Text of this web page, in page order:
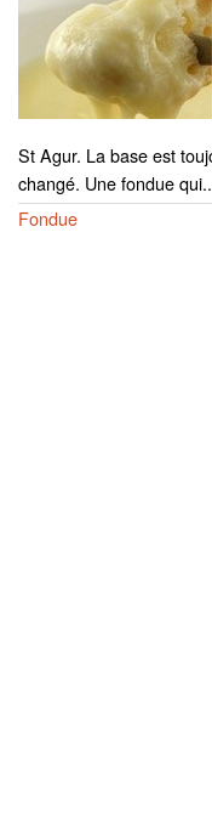
St Agur. La base est
changé. Une fondue
Fondue